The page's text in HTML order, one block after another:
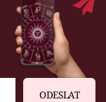
ODESLAT